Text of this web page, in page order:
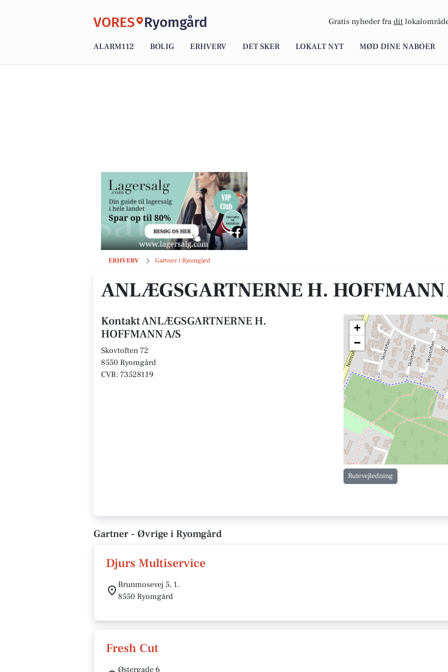
VORES Ryomgård Gratis nyheder fra dit
ALARM112 BOLIG ERHVERV DET SKER LOKALT NYT MØD DINE NABOER
ERHVERV Gartner i Ryomgård
ANLÆGSGARTNERNE H. HOFFMANN A/S
ANLÆGSGARTNERNE H. HOFFMANN
Kontakt ANLÆGSGARTNERNE H.
HOFFMANN A/S
Skovtoften 72
8550 Ryomgård
CVR: 73528119
+
−
Rutevejledning
Gartner - Øvrige i Ryomgård
Djurs Multiservice
Brunmosevej 5, 1.
8550 Ryomgård
Fresh Cut
Østergade 6